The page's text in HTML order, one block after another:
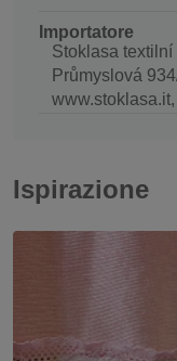
Importatore
Stoklasa textilní
Průmyslová
Ispirazione